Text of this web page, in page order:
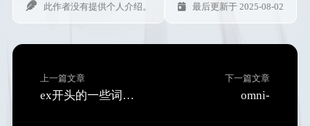
此作者没有提供个人介绍。 最后更新于 2025-08-02
上一篇文章
ex开头的一些词的鉴别
下一篇文章
omni-